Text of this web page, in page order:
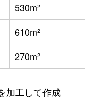
530m²
610m²
270m²
加工して作成